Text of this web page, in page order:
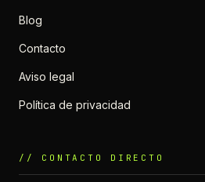
Blog
Contacto
Aviso legal
Política de privacidad
// CONTACTO DIRECTO